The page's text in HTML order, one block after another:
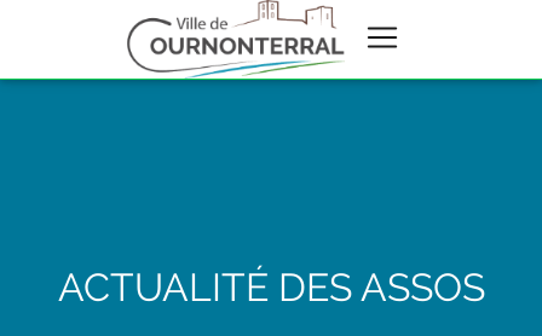
ACTUALITÉ DES ASSOS